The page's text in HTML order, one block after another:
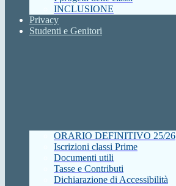
INCLUSIONE
Privacy
Studenti e Genitori
ORARIO DEFINITIVO 25/26
Iscrizioni classi Prime
Documenti utili
Tasse e Contributi
Dichiarazione di Accessibilità